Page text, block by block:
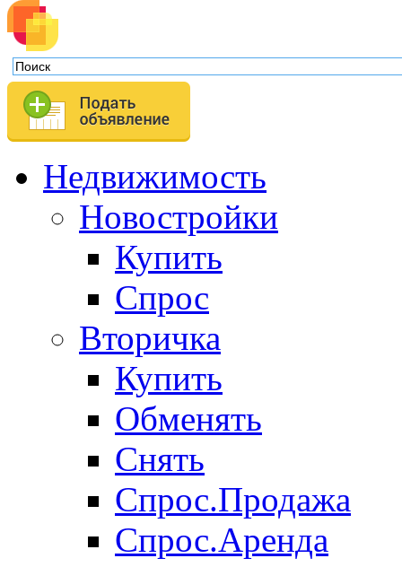
Недвижимость
Новостройки
Купить
Спрос
Вторичка
Купить
Обменять
Снять
Спрос.Продажа
Спрос.Аренда